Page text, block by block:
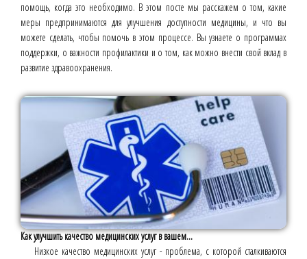
помощь, когда это необходимо. В этом посте мы расскажем о том, какие
меры предпринимаются для улучшения доступности медицины, и что вы
можете сделать, чтобы помочь в этом процессе. Вы узнаете о программах
поддержки, о важности профилактики и о том, как можно внести свой вклад в
развитие здравоохранения.
Как улучшить качество медицинских услуг в вашем...
Низкое качество медицинских услуг - проблема, с которой сталкиваются